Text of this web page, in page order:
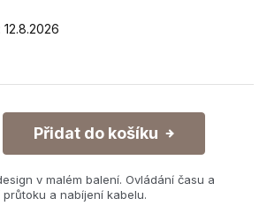
12.8.2026
Přidat do košíku
v malém balení. Ovládání času a
a nabíjení kabelu.